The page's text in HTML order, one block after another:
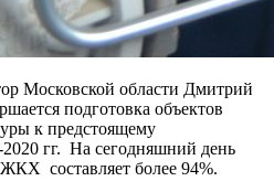
Московской области Дмитрий
подготовка объектов
к предстоящему
гг. На сегодняшний день
составляет более 94%.